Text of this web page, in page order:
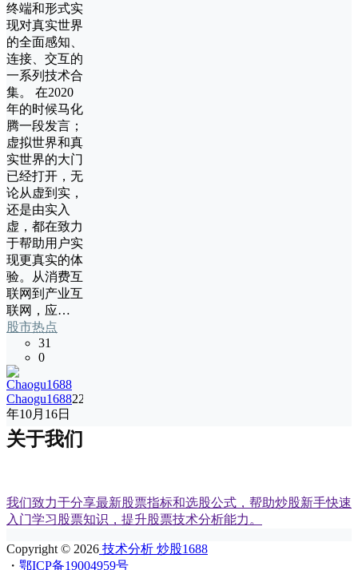
终端和形式实
现对真实世界
的全面感知、
连接、交互的
一系列技术合
集。 在2020
年的时候马化
腾一段发言；
虚拟世界和真
实世界的大门
已经打开，无
论从虚到实，
还是由实入
虚，都在致力
于帮助用户实
现更真实的体
验。从消费互
联网到产业互
联网，应…
股市热点
31
0
Chaogu168822
年10月16日
关于我们
我们致力于分享最新股票指标和选股公式，帮助炒股新手快速
入门学习股票知识，提升股票技术分析能力。
Copyright © 2026 技术分析 炒股1688
・ 鄂ICP备19004959号